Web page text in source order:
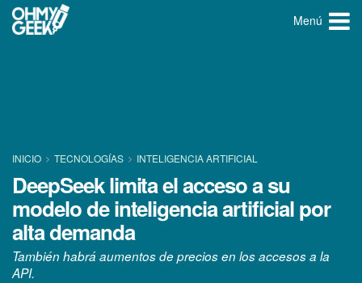
Menú
INICIO TECNOLOGÍ­AS INTELIGENCIA ARTIFICIAL
DeepSeek limita el acceso a su
modelo de inteligencia artificial por
alta demanda
También habrá aumentos de precios en los accesos a la
API.